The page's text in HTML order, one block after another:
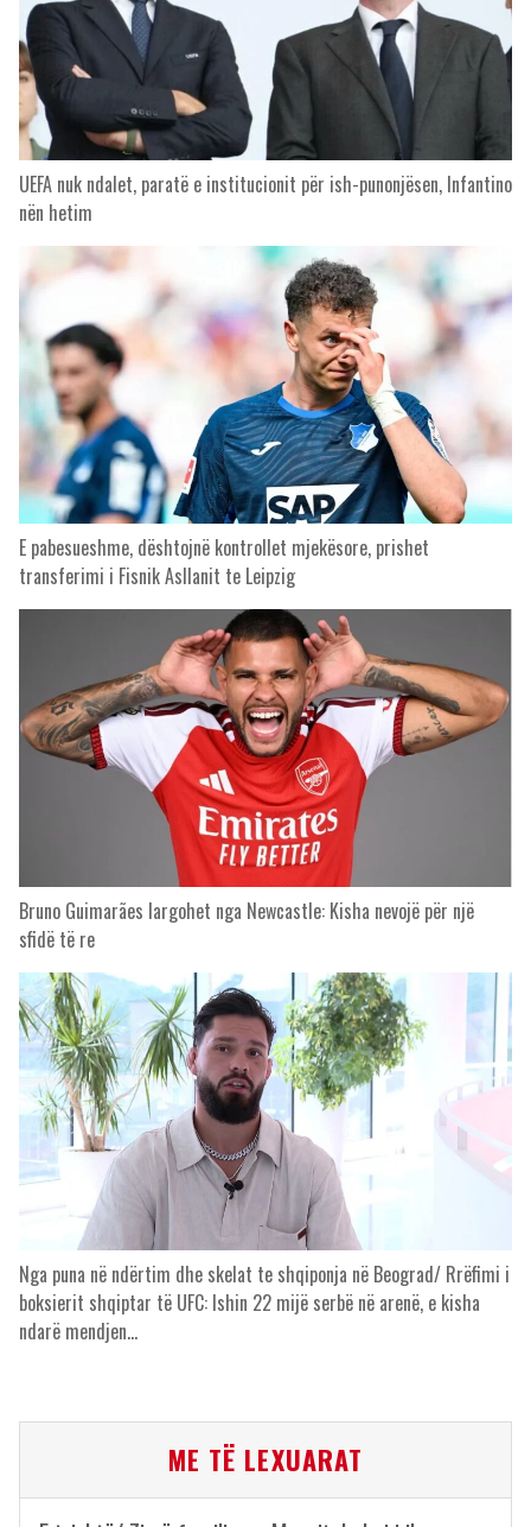
UEFA nuk ndalet, paratë e institucionit për ish-punonjësen, Infantino
nën hetim
E pabesueshme, dështojnë kontrollet mjekësore, prishet
transferimi i Fisnik Asllanit te Leipzig
Bruno Guimarães largohet nga Newcastle: Kisha nevojë për një
sfidë të re
Nga puna në ndërtim dhe skelat te shqiponja në Beograd/ Rrëfimi i
boksierit shqiptar të UFC: Ishin 22 mijë serbë në arenë, e kisha
ndarë mendjen…
ME TË LEXUARAT